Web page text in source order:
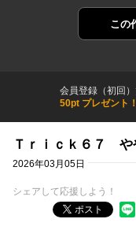
この
会員登録（初回
50pt プレゼント！
Ｔｒｉｃｋ６７ や
2026年03月05日
シェアして応援しよう！
ポスト